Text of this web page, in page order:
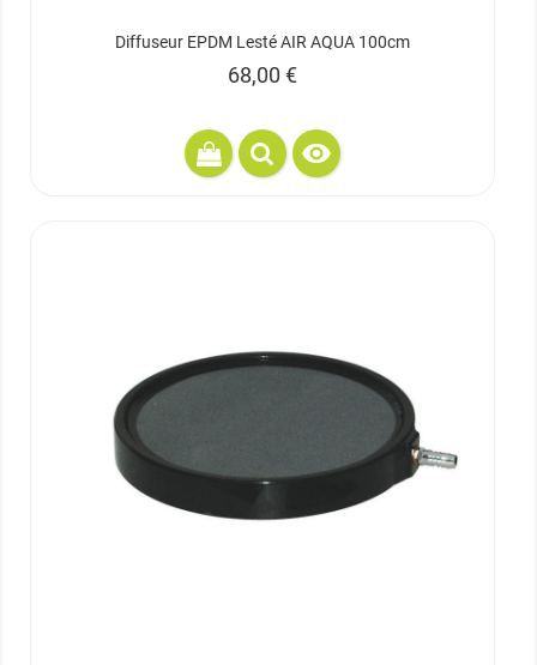
Diffuseur EPDM Lesté AIR AQUA 100cm
Prix
68,00 €
